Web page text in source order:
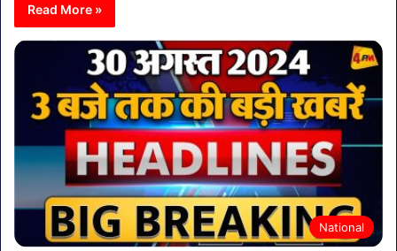
Read More »
National